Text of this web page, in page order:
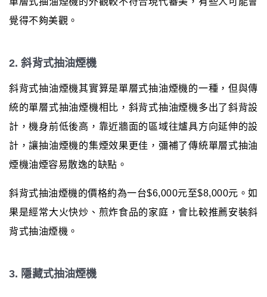
覺得不夠美觀。
2. 斜背式抽油煙機
斜背式抽油煙機其實算是單層式抽油煙機的一種，但與傳
統的單層式抽油煙機相比，斜背式抽油煙機多出了斜背設
計，機身前低後高，靠近牆面的區域往爐具方向延伸的設
計，讓抽油煙機的集煙效果更佳，彌補了傳統單層式抽油
煙機油煙容易散逸的缺點。
斜背式抽油煙機的價格約為一台$6,000元至$8,000元。如
果是經常大火快炒、煎炸食品的家庭，會比較推薦安裝斜
背式抽油煙機。
3. 隱藏式抽油煙機